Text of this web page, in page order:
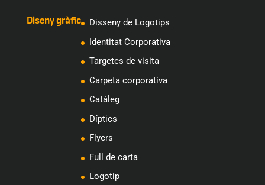
Diseny gràfic
Disseny de Logotips
Identitat Corporativa
Targetes de visita
Carpeta corporativa
Catàleg
Díptics
Flyers
Full de carta
Logotip